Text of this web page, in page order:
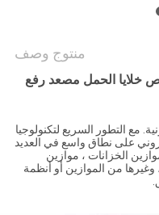
منتوج وصف
خلايا الحمل مصعد رفع
مع التطور السريع لتكنولوجيا
على نطاق واسع في العديد
الخزانات ، موازين
من الموازين أو أنظمة